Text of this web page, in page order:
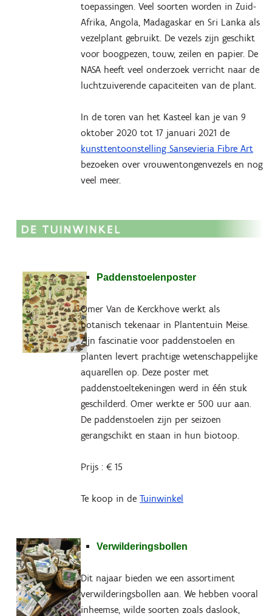
toepassingen. Veel soorten worden in Zuid-
Afrika, Angola, Madagaskar en Sri Lanka als
vezelplant gebruikt. De vezels zijn geschikt
voor boogpezen, touw, zeilen en papier. De
NASA heeft veel onderzoek verricht naar de
luchtzuiverende capaciteiten van de plant.
In de toren van het Kasteel kan je van 9
oktober 2020 tot 17 januari 2021 de
kunsttentoonstelling Sansevieria Fibre Art
bezoeken over vrouwentongenvezels en nog
veel meer.
Paddenstoelenposter
Omer Van de Kerckhove werkt als
botanisch tekenaar in Plantentuin Meise.
Zijn fascinatie voor paddenstoelen en
planten levert prachtige wetenschappelijke
aquarellen op. Deze poster met
paddenstoeltekeningen werd in één stuk
geschilderd. Omer werkte er 500 uur aan.
De paddenstoelen zijn per seizoen
gerangschikt en staan in hun biotoop.
Prijs : € 15
Te koop in de Tuinwinkel
Verwilderingsbollen
Dit najaar bieden we een assortiment
verwilderingsbollen aan. We hebben vooral
inheemse, wilde soorten zoals daslook,